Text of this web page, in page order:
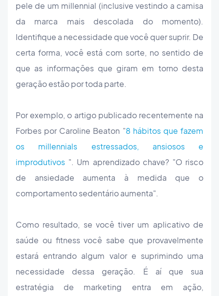
pele de um millennial (inclusive vestindo a camisa
da marca mais descolada do momento).
Identifique a necessidade que você quer suprir. De
certa forma, você está com sorte, no sentido de
que as informações que giram em torno desta
geração estão por toda parte.
Por exemplo, o artigo publicado recentemente na
Forbes por Caroline Beaton "8 hábitos que fazem
os millennials estressados, ansiosos e
improdutivos ". Um aprendizado chave? "O risco
de ansiedade aumenta à medida que o
comportamento sedentário aumenta".
Como resultado, se você tiver um aplicativo de
saúde ou fitness você sabe que provavelmente
estará entrando algum valor e suprimindo uma
necessidade dessa geração. É aí que sua
estratégia de marketing entra em ação,